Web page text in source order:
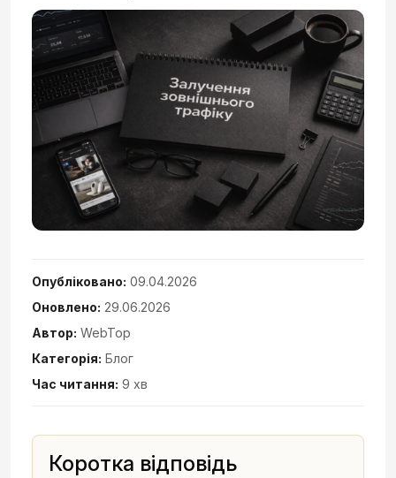
Опубліковано: 09.04.2026
Оновлено: 29.06.2026
Автор: WebTop
Категорія: Блог
Час читання: 9 хв
Коротка відповідь